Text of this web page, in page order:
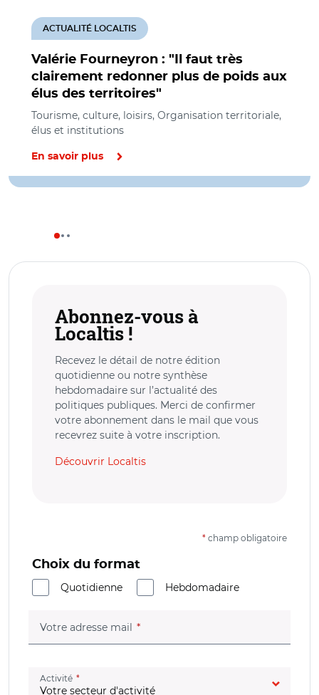
Valérie Fourneyron : "Il faut très
clairement redonner plus de poids aux
élus des territoires"
ACTUALITÉ LOCALTIS
Tourisme, culture, loisirs, Organisation territoriale,
élus et institutions
En savoir plus
Abonnez-vous à
Localtis !
Recevez le détail de notre édition
quotidienne ou notre synthèse
hebdomadaire sur l’actualité des
politiques publiques. Merci de confirmer
votre abonnement dans le mail que vous
recevrez suite à votre inscription.
Découvrir Localtis
* champ obligatoire
Choix du format
Quotidienne
Hebdomadaire
Votre adresse mail (champ obligatoire)
Activité (champ obligatoire)